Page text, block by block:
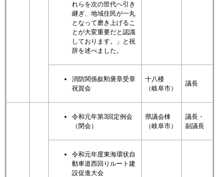
れらを次の世代へ引き
継ぎ、地域住民が一丸
となって磨き上げるこ
とが大変重要だと認識
しております。」と祝
辞を述べました。
消防関係叙勲褒章受章
祝賀会
十八楼
（岐阜市）
議長
令和元年第3回定例会
（閉会）
県議会棟
（岐阜市）
議長・
副議長
令和元年度東海環状自
動車道西回りルート建
設促進大会